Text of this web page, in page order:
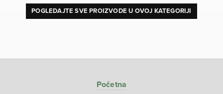
POGLEDAJTE SVE PROIZVODE U OVOJ KATEGORIJI
Početna